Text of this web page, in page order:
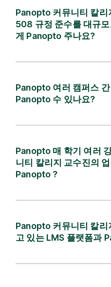
Panopto 커뮤니티 칼리
508 규정 준수를 대규
게 Panopto 주나요?
Panopto 여러 캠퍼스
Panopto 수 있나요?
Panopto 매 학기 여러
니티 칼리지 교수진의
Panopto ?
Panopto 커뮤니티 칼리
고 있는 LMS 플랫폼과